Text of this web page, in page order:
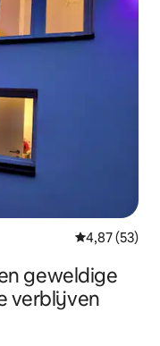
Gemiddelde
4,87 (53)
geweldige
verblijven